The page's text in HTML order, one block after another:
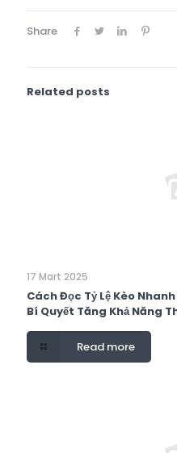
Share
Related posts
17 Mart 2025
Cách Đọc Tỷ Lệ Kèo
Bí Quyết Tăng Khả Năng
Read more